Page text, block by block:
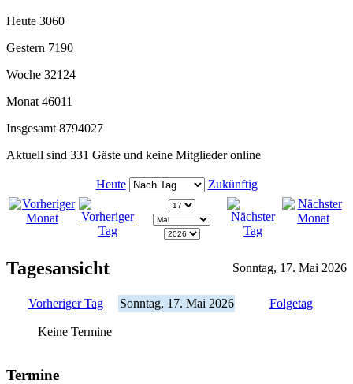
Heute 3060
Gestern 7190
Woche 32124
Monat 46011
Insgesamt 8794027
Aktuell sind 331 Gäste und keine Mitglieder online
Heute Zukünftig
Tagesansicht Sonntag, 17. Mai 2026
Vorheriger Tag Sonntag, 17. Mai 2026 Folgetag
Keine Termine
Termine